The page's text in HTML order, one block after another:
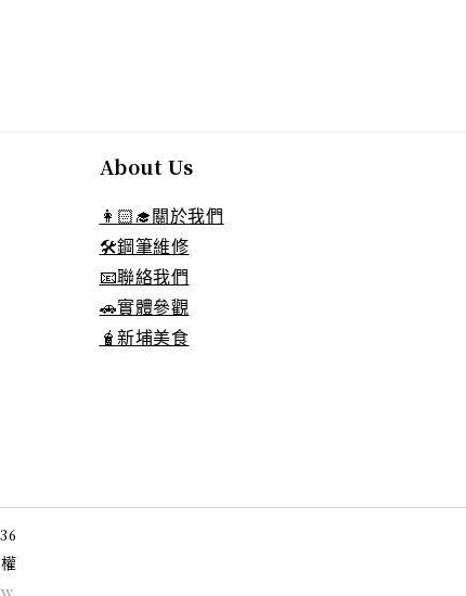
About Us
👩🏻‍🎓關於我們
🛠️鋼筆維修
📧聯絡我們
🚗實體參觀
🧋新埔美食
.